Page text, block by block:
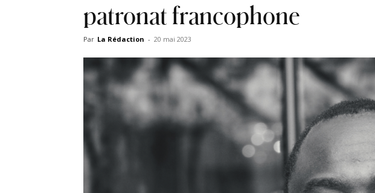
patronat francophone
Par La Rédaction - 20 mai 2023